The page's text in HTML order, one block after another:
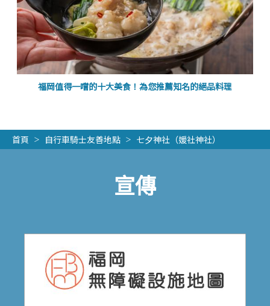
福岡值得一嚐的十大美食！為您推薦知名的絕品料理
首頁 自行車騎士友善地點 七夕神社（媛社神社）
宣傳